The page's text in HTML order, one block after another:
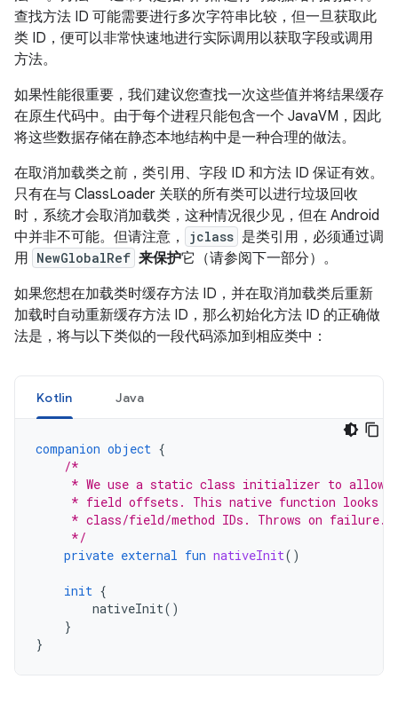
查找方法 ID 可能需要进行多次字符串比较，但一旦获取此
类 ID，便可以非常快速地进行实际调用以获取字段或调用
方法。
如果性能很重要，我们建议您查找一次这些值并将结果缓存
在原生代码中。由于每个进程只能包含一个 JavaVM，因此
将这些数据存储在静态本地结构中是一种合理的做法。
在取消加载类之前，类引用、字段 ID 和方法 ID 保证有效。
只有在与 ClassLoader 关联的所有类可以进行垃圾回收
时，系统才会取消加载类，这种情况很少见，但在 Android
中并非不可能。但请注意，
jclass 是类引用，必须通过调
用 NewGlobalRef 来保护它（请参阅下一部分）。
如果您想在加载类时缓存方法 ID，并在取消加载类后重新
加载时自动重新缓存方法 ID，那么初始化方法 ID 的正确做
法是，将与以下类似的一段代码添加到相应类中：
Kotlin Java
companion object {
/*
* We use a static class initializer to allow
* field offsets. This native function looks
     * class/field/method IDs. Throws on failure.
     */
private external fun nativeInit()
init {
nativeInit()
}
}